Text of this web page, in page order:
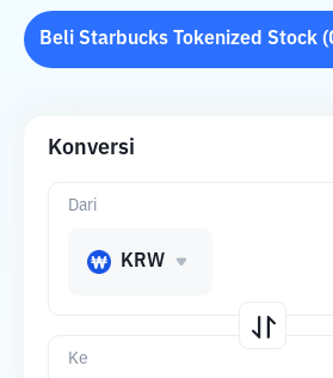
Beli Starbucks Tokenized Stock
Konversi
Ke
Dari
KRW